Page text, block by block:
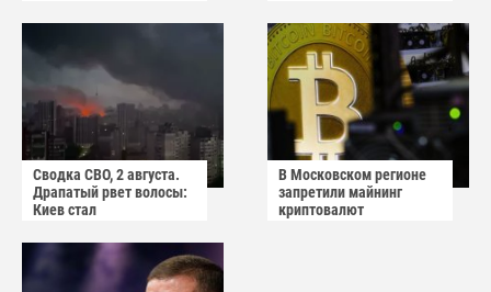
Сводка СВО, 2 августа.
Драпатый рвет волосы:
Киев стал
В Московском регионе
запретили майнинг
криптовалют